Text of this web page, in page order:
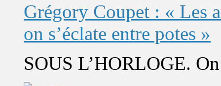
Grégory Coupet : « Les
on s’éclate entre potes »
SOUS L’HORLOGE.